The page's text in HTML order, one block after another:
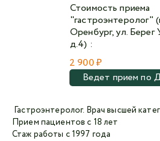
Стоимость приема
"гастроэнтеролог"
Оренбург, ул. Берег
д.4) :
2 900 ₽
Ведет прием по
Гастроэнтеролог. Врач высшей
Прием пациентов с 18 лет
Стаж работы с 1997 года
робот
Отправляя данную форму,
обработку персональных